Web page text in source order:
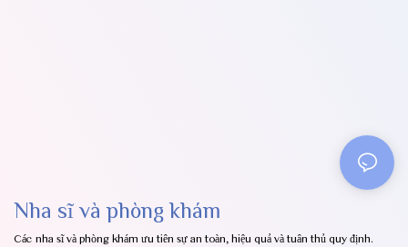
Nha sĩ và phòng khám
Các nha sĩ và phòng khám ưu tiên sự an toàn, hiệu quả và tuân thủ quy định.